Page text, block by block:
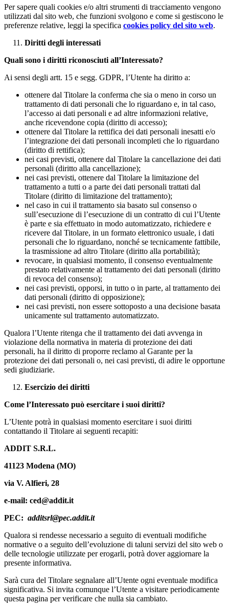
Per sapere quali cookies e/o altri strumenti di tracciamento vengono
utilizzati dal sito web, che funzioni svolgono e come si gestiscono le
preferenze relative, leggi la specifica cookies policy del sito web.
Diritti degli interessati
Quali sono i diritti riconosciuti all’Interessato?
Ai sensi degli artt. 15 e segg. GDPR, l’Utente ha diritto a:
ottenere dal Titolare la conferma che sia o meno in corso un
trattamento di dati personali che lo riguardano e, in tal caso,
l’accesso ai dati personali e ad altre informazioni relative,
anche ricevendone copia (diritto di accesso);
ottenere dal Titolare la rettifica dei dati personali inesatti e/o
l’integrazione dei dati personali incompleti che lo riguardano
(diritto di rettifica);
nei casi previsti, ottenere dal Titolare la cancellazione dei dati
personali (diritto alla cancellazione);
nei casi previsti, ottenere dal Titolare la limitazione del
trattamento a tutti o a parte dei dati personali trattati dal
Titolare (diritto di limitazione del trattamento);
nel caso in cui il trattamento sia basato sul consenso o
sull’esecuzione di l’esecuzione di un contratto di cui l’Utente
è parte e sia effettuato in modo automatizzato, richiedere e
ricevere dal Titolare, in un formato elettronico usuale, i dati
personali che lo riguardano, nonché se tecnicamente fattibile,
la trasmissione ad altro Titolare (diritto alla portabilità);
revocare, in qualsiasi momento, il consenso eventualmente
prestato relativamente al trattamento dei dati personali (diritto
di revoca del consenso);
nei casi previsti, opporsi, in tutto o in parte, al trattamento dei
dati personali (diritto di opposizione);
nei casi previsti, non essere sottoposto a una decisione basata
unicamente sul trattamento automatizzato.
Qualora l’Utente ritenga che il trattamento dei dati avvenga in
violazione della normativa in materia di protezione dei dati
personali, ha il diritto di proporre reclamo al Garante per la
protezione dei dati personali o, nei casi previsti, di adire le opportune
sedi giudiziarie.
Esercizio dei diritti
Come l’Interessato può esercitare i suoi diritti?
L’Utente potrà in qualsiasi momento esercitare i suoi diritti
contattando il Titolare ai seguenti recapiti:
ADDIT S.R.L.
41123 Modena (MO)
via V. Alfieri, 28
e-mail: ced@addit.it
PEC: additsrl@pec.addit.it
Qualora si rendesse necessario a seguito di eventuali modifiche
normative o a seguito dell’evoluzione di taluni servizi del sito web o
delle tecnologie utilizzate per erogarli, potrà dover aggiornare la
presente informativa.
Sarà cura del Titolare segnalare all’Utente ogni eventuale modifica
significativa. Si invita comunque l’Utente a visitare periodicamente
questa pagina per verificare che nulla sia cambiato.